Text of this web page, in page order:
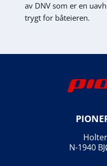
av DNV som er en
trygt for båteieren.
N-1940